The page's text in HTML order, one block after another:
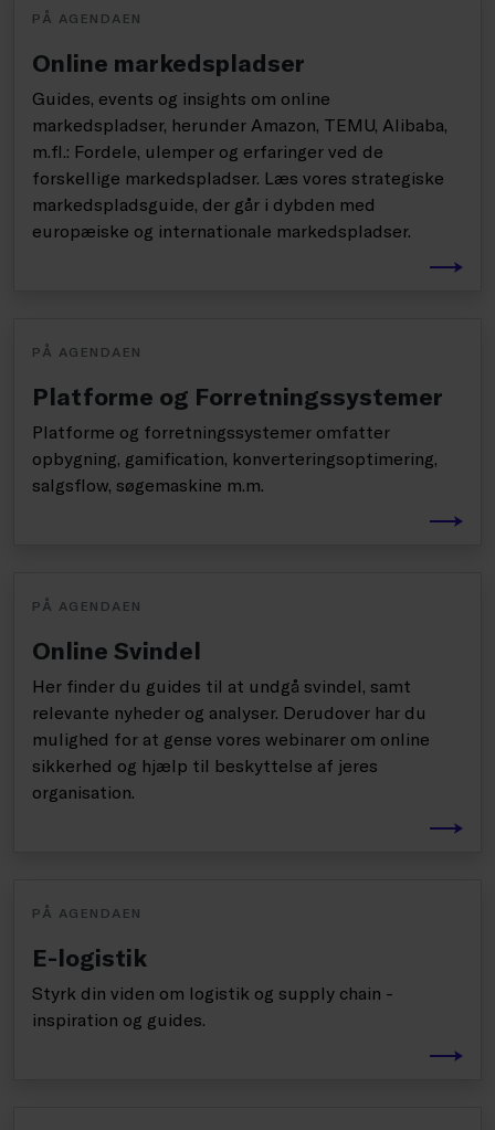
PÅ AGENDAEN
Online markedspladser
Guides, events og insights om online
markedspladser, herunder Amazon, TEMU, Alibaba,
m.fl.: Fordele, ulemper og erfaringer ved de
forskellige markedspladser. Læs vores strategiske
markedspladsguide, der går i dybden med
europæiske og internationale markedspladser.
PÅ AGENDAEN
Platforme og Forretningssystemer
Platforme og forretningssystemer omfatter
opbygning, gamification, konverteringsoptimering,
salgsflow, søgemaskine m.m.
PÅ AGENDAEN
Online Svindel
Her finder du guides til at undgå svindel, samt
relevante nyheder og analyser. Derudover har du
mulighed for at gense vores webinarer om online
sikkerhed og hjælp til beskyttelse af jeres
organisation.
PÅ AGENDAEN
E-logistik
Styrk din viden om logistik og supply chain -
inspiration og guides.